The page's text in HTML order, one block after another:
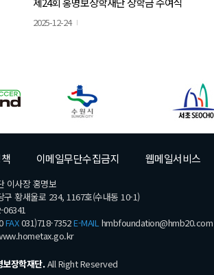
2025-12-24
이메일무단수집금지 웹메일서비스
이사장 홍명보
구 황새울로 234, 1167호(수내동 10-1)
06341
FAX031)718-7352E-MAILhmbfoundation@hmb20.com
보장학재단.All Right Reserved